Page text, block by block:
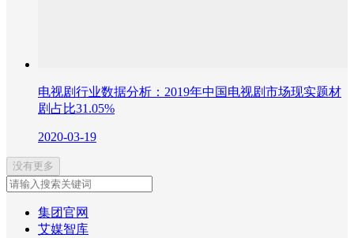
电视剧行业数据分析：2019年中国电视剧市场现实题材
剧占比31.05%
2020-03-19
没有更多
集团官网
艾媒智库